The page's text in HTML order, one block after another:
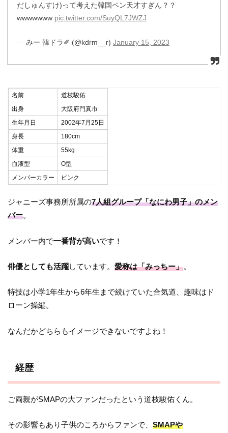
だしゅんすけ)って考えた韓国ペン天才すぎん？？
wwwwwww pic.twitter.com/SuyQL7JWZJ
— みー 韓ドラ✐ (@kdrm__r) January 15, 2023
名前
道枝駿佑
出身
大阪府門真市
生年月日
2002年7月25日
身長
180cm
体重
55kg
血液型
O型
メンバーカラー
ピンク
ジャニーズ事務所所属の7人組グループ「なにわ男子」のメン
バー。
メンバー内で一番背が高いです！
俳優としても活躍しています。愛称は「みっちー」。
特技は小学1年生から6年生まで続けていた合気道、趣味はド
ローン操縦。
なんだかどちらもイメージできないですよね！
経歴
ご両親がSMAPの大ファンだったという道枝駿佑くん。
その影響もあり子供のころからファンで、SMAPや